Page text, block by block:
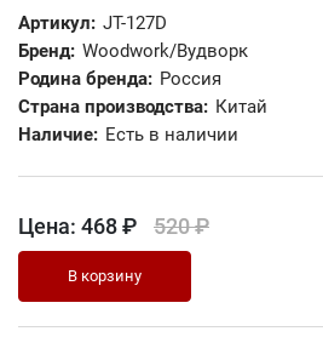
Артикул: JT-127D
Бренд: Woodwork/Вудворк
Родина бренда: Россия
Страна производства: Китай
Наличие: Есть в наличии
Цена: 468 ₽ 520 ₽
В корзину